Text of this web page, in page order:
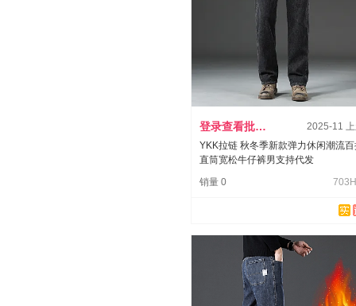
登录查看批发价
2025-11
YKK拉链 秋冬季新款弹力休闲潮流
直筒宽松牛仔裤男支持代发
销量 0